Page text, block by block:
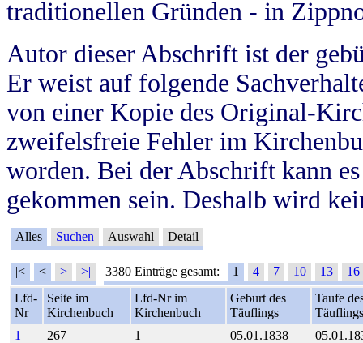
traditionellen Gründen - in
Autor dieser Abschrift ist der
Er weist auf folgende
von einer Kopie des Original-
zweifelsfreie Fehler im
worden. Bei der Abschrift kann
gekommen sein. Deshalb wird
Alles Suchen Auswahl Detail
|< < > >| 3380 Einträge gesamt: 1 4 7 10 13
16
Lfd-
Nr
Seite im
Kirchenbuch
Lfd-Nr im
Kirchenbuch
Geburt des
Täuflings
Taufe
Täuflings
1
267 1 05.01.1838